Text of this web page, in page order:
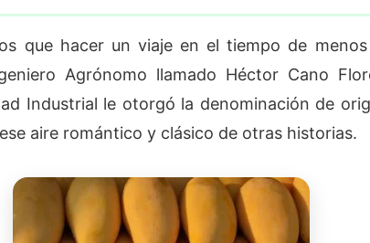
que hacer un viaje en el tiempo de
Agrónomo llamado Héctor Cano
Industrial le otorgó la denominación de
aire romántico y clásico de otras historias.